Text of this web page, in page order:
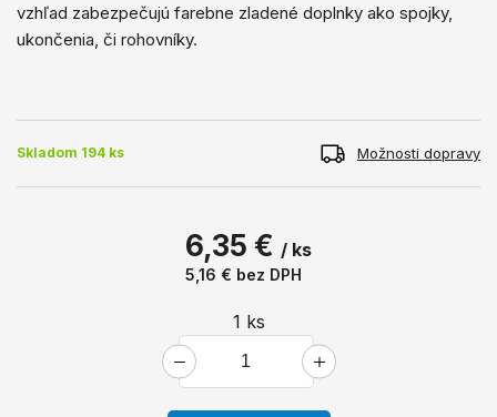
vzhľad zabezpečujú farebne zladené doplnky ako spojky,
ukončenia, či rohovníky.
Skladom 194 ks Možnosti dopravy
6,35 € / ks
5,16 € bez DPH
1 ks